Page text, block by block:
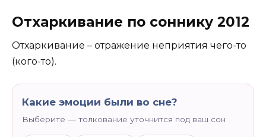
Отхаркивание по соннику 2012
Отхаркивание – отражение неприятия чего-то
(кого-то).
Какие эмоции были во сне?
Выберите — толкование уточнится под ваш сон